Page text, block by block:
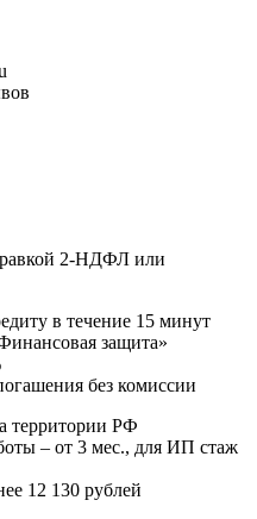
2-НДФЛ или
в течение 15 минут
защита»
без комиссии
территории РФ
– от 3 мес., для ИП стаж
12 130 рублей